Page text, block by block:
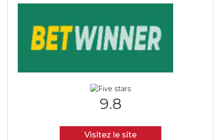
9.8
Visitez le site